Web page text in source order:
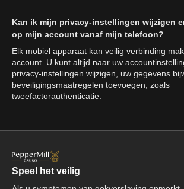
Kan ik mijn privacy-instellingen wijzigen
op mijn account vanaf mijn telefoon?
Elk mobiel apparaat kan veilig verbinding
account. U kunt altijd naar uw
privacy-instellingen wijzigen, uw gegevens
beveiligingsmaatregelen toevoegen, zoals
tweefactorauthenticatie.
Speel het veilig